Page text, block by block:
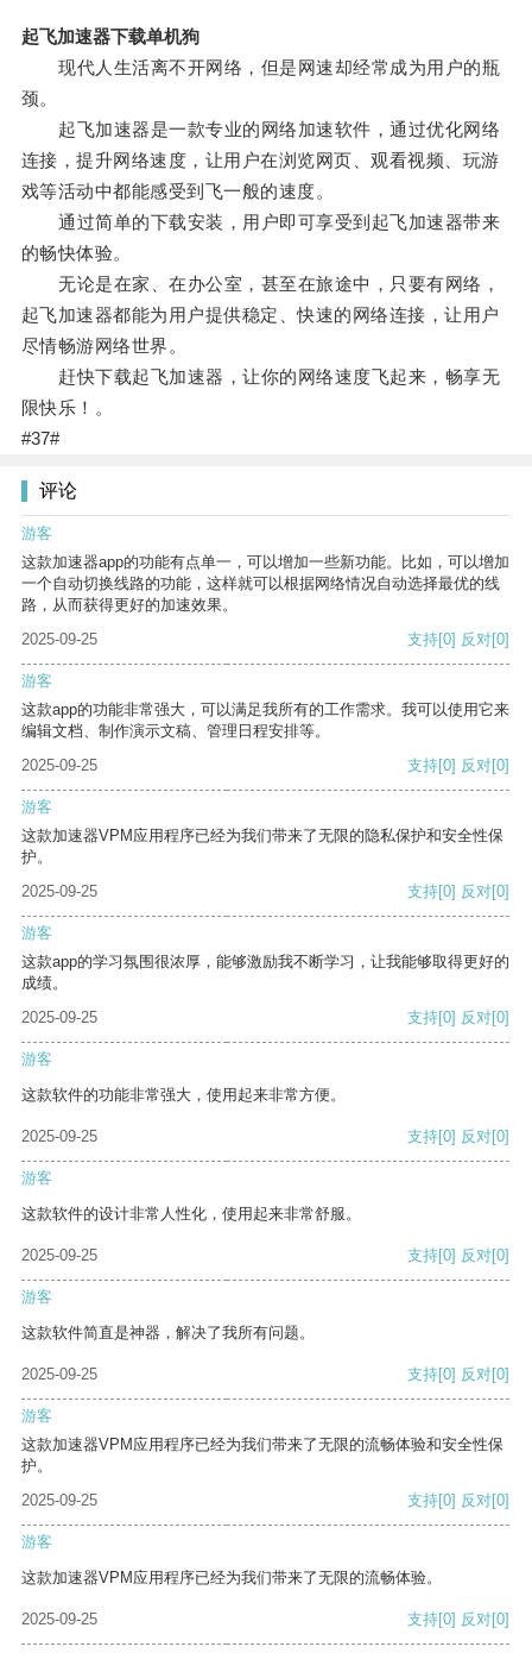
起飞加速器下载单机狗
现代人生活离不开网络，但是网速却经常成为用户的瓶
颈。
起飞加速器是一款专业的网络加速软件，通过优化网络
连接，提升网络速度，让用户在浏览网页、观看视频、玩游
戏等活动中都能感受到飞一般的速度。
通过简单的下载安装，用户即可享受到起飞加速器带来
的畅快体验。
无论是在家、在办公室，甚至在旅途中，只要有网络，
起飞加速器都能为用户提供稳定、快速的网络连接，让用户
尽情畅游网络世界。
赶快下载起飞加速器，让你的网络速度飞起来，畅享无
限快乐！。
#37#
评论
游客
这款加速器app的功能有点单一，可以增加一些新功能。比如，可以增加
一个自动切换线路的功能，这样就可以根据网络情况自动选择最优的线
路，从而获得更好的加速效果。
2025-09-25
支持[0] 反对[0]
游客
这款app的功能非常强大，可以满足我所有的工作需求。我可以使用它来
编辑文档、制作演示文稿、管理日程安排等。
2025-09-25
支持[0] 反对[0]
游客
这款加速器VPM应用程序已经为我们带来了无限的隐私保护和安全性保
护。
2025-09-25
支持[0] 反对[0]
游客
这款app的学习氛围很浓厚，能够激励我不断学习，让我能够取得更好的
成绩。
2025-09-25
支持[0] 反对[0]
游客
这款软件的功能非常强大，使用起来非常方便。
2025-09-25 支持[0] 反对[0]
游客
这款软件的设计非常人性化，使用起来非常舒服。
2025-09-25 支持[0] 反对[0]
游客
这款软件简直是神器，解决了我所有问题。
2025-09-25 支持[0] 反对[0]
游客
这款加速器VPM应用程序已经为我们带来了无限的流畅体验和安全性保
护。
2025-09-25
支持[0] 反对[0]
游客
这款加速器VPM应用程序已经为我们带来了无限的流畅体验。
2025-09-25 支持[0] 反对[0]